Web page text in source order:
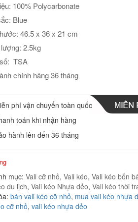
100% Polycarbonate
Blue
46.5 x 36 x 21 cm
2.5kg
TSA
chính hãng 36 tháng
phí vận chuyển toàn quốc
toán khi nhận hàng
hành lên đến 36 tháng
mục: Vali cỡ nhỏ, Vali kéo, Vali kéo bốn
du lịch, Vali kéo Nhựa dẻo, Vali kéo thời
bán vali kéo cỡ nhỏ, mua vali kéo nhựa
cỡ nhỏ, vali kéo nhựa dẻo